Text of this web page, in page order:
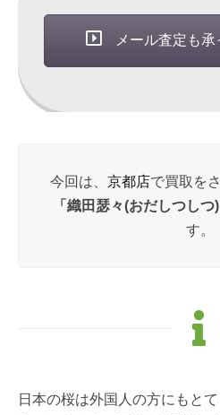
メール査定も承
今回は、 京都店で買取を
「織田瑟々(おだしつしつ)
す。
日本の桜は外国人の方にもと